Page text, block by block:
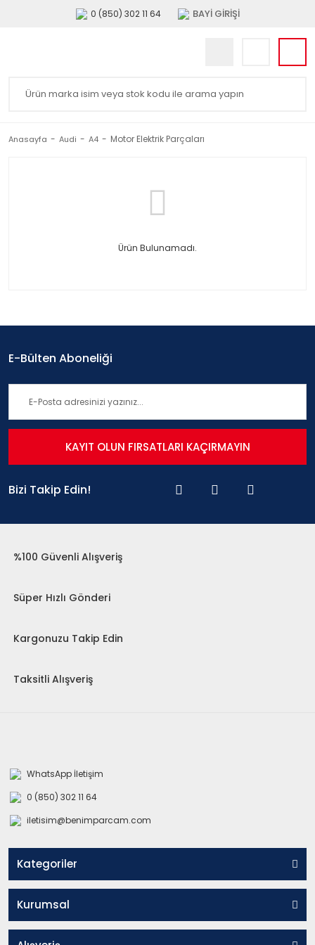
0 (850) 302 11 64 BAYİ GİRİŞİ
Anasayfa Audi A4 Motor Elektrik Parçaları
Ürün Bulunamadı.
E-Bülten Aboneliği
KAYIT OLUN FIRSATLARI KAÇIRMAYIN
Bizi Takip Edin!
%100 Güvenli Alışveriş
Süper Hızlı Gönderi
Kargonuzu Takip Edin
Taksitli Alışveriş
WhatsApp İletişim
0 (850) 302 11 64
iletisim@benimparcam.com
Kategoriler
Kurumsal